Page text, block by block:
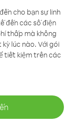
cho bạn sự linh
đến các số điện
thấp mà không
lúc nào. Với gói
tiết kiệm trên các